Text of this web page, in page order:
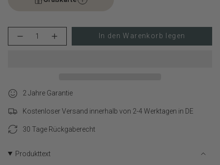
</span>
Warenkorb",
"decrease"=>"Menge
für
product
Menge
für
verringern
Schaltfläche
Round
In den Warenkorb legen
2 Jahre Garantie
Kostenloser Versand innerhalb von 2-4 Werktagen in DE
30 Tage Rückgaberecht
Produkttext